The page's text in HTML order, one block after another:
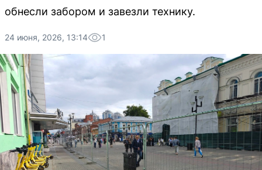
обнесли забором и завезли технику.
24 июня, 2026, 13:14 1